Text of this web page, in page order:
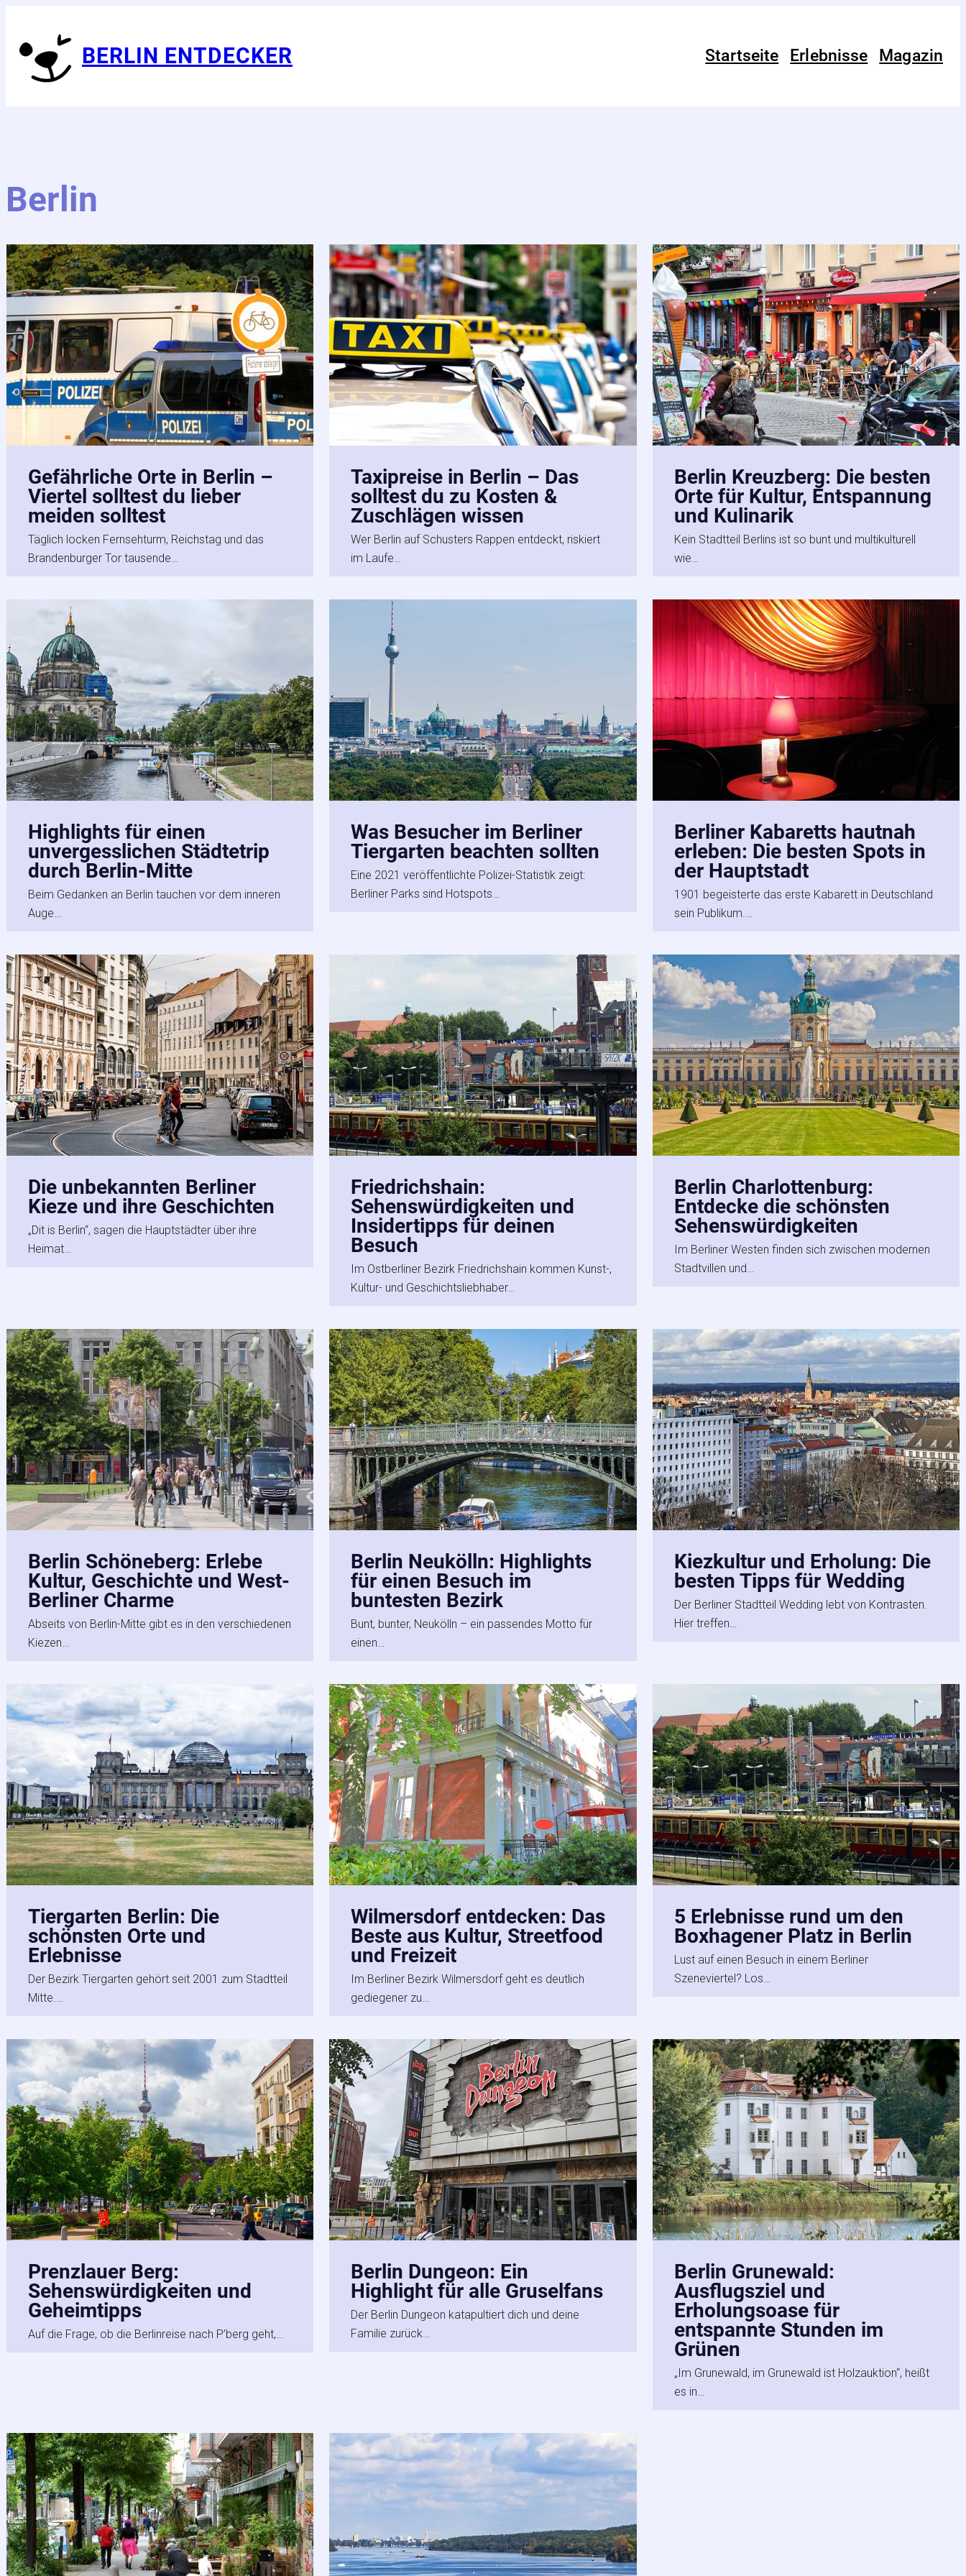
BERLIN ENTDECKER Startseite Erlebnisse Magazin
Berlin
Gefährliche Orte in Berlin –
Viertel solltest du lieber
meiden solltest
Täglich locken Fernsehturm, Reichstag und das
Brandenburger Tor tausende…
Taxipreise in Berlin – Das
solltest du zu Kosten &
Zuschlägen wissen
Wer Berlin auf Schusters Rappen entdeckt, riskiert
im Laufe…
Berlin Kreuzberg: Die besten
Orte für Kultur, Entspannung
und Kulinarik
Kein Stadtteil Berlins ist so bunt und multikulturell
wie…
Highlights für einen
unvergesslichen Städtetrip
durch Berlin-Mitte
Beim Gedanken an Berlin tauchen vor dem inneren
Auge…
Was Besucher im Berliner
Tiergarten beachten sollten
Eine 2021 veröffentlichte Polizei-Statistik zeigt:
Berliner Parks sind Hotspots…
Berliner Kabaretts hautnah
erleben: Die besten Spots in
der Hauptstadt
1901 begeisterte das erste Kabarett in Deutschland
sein Publikum.…
Die unbekannten Berliner
Kieze und ihre Geschichten
„Dit is Berlin“, sagen die Hauptstädter über ihre
Heimat…
Friedrichshain:
Sehenswürdigkeiten und
Insidertipps für deinen
Besuch
Im Ostberliner Bezirk Friedrichshain kommen Kunst-,
Kultur- und Geschichtsliebhaber…
Berlin Charlottenburg:
Entdecke die schönsten
Sehenswürdigkeiten
Im Berliner Westen finden sich zwischen modernen
Stadtvillen und…
Berlin Schöneberg: Erlebe
Kultur, Geschichte und West-
Berliner Charme
Abseits von Berlin-Mitte gibt es in den verschiedenen
Kiezen…
Berlin Neukölln: Highlights
für einen Besuch im
buntesten Bezirk
Bunt, bunter, Neukölln – ein passendes Motto für
einen…
Kiezkultur und Erholung: Die
besten Tipps für Wedding
Der Berliner Stadtteil Wedding lebt von Kontrasten.
Hier treffen…
Tiergarten Berlin: Die
schönsten Orte und
Erlebnisse
Der Bezirk Tiergarten gehört seit 2001 zum Stadtteil
Mitte.…
Wilmersdorf entdecken: Das
Beste aus Kultur, Streetfood
und Freizeit
Im Berliner Bezirk Wilmersdorf geht es deutlich
gediegener zu…
5 Erlebnisse rund um den
Boxhagener Platz in Berlin
Lust auf einen Besuch in einem Berliner
Szeneviertel? Los…
Prenzlauer Berg:
Sehenswürdigkeiten und
Geheimtipps
Auf die Frage, ob die Berlinreise nach P’berg geht,…
Berlin Dungeon: Ein
Highlight für alle Gruselfans
Der Berlin Dungeon katapultiert dich und deine
Familie zurück…
Berlin Grunewald:
Ausflugsziel und
Erholungsoase für
entspannte Stunden im
Grünen
„Im Grunewald, im Grunewald ist Holzauktion“, heißt
es in…